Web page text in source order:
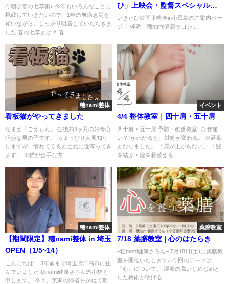
今朝は春の七草粥♪ 今年もいろんなことに
挑戦していきたいので、1年の無病息災を
願いながら、しっかり咀嚼していただきま
した 春の七草とは？ 春...
ひ」上映会・監督スペシャル講
演会in小豆島
いきたひ映画上映会in小豆島のご案内ペー
ジ 主催者：穂nami健康サロン...
穂nami整体
看板猫がやってきました
なまえ『ごえもん』 生後約4ヶ月の好奇心
旺盛な男の子です。 ちょっぴり人見知り
しますが、慣れてくると足元に近寄ってき
ます。 ※猫が苦手な方、...
イベント
4/4 整体教室｜四十肩・五十肩
四十肩・五十肩 予防・改善教室 “なぜ痛
い？”がわかると、対処が変わる。 ※延期
となりました。 「肩が上がらない」 「髪
を結ぶ・服を着替える...
穂nami整体
【期間限定】穂nami整体 in 埼玉
OPEN（1/5~14）
こんにちは！ 3年前まで埼玉県日高市に住
んでいました 穂nami健康さろんの小林と
申します。 今回、実家の帰省をかねて期
薬膳教室
7/18 薬膳教室 | 心のはたらき
−穂nami健康さろん− 7月18日(土)に薬膳教
室を開催いたします♪ 今回のテーマは
『心』について。 湿度の高いじめじめと
した梅雨が明ける...